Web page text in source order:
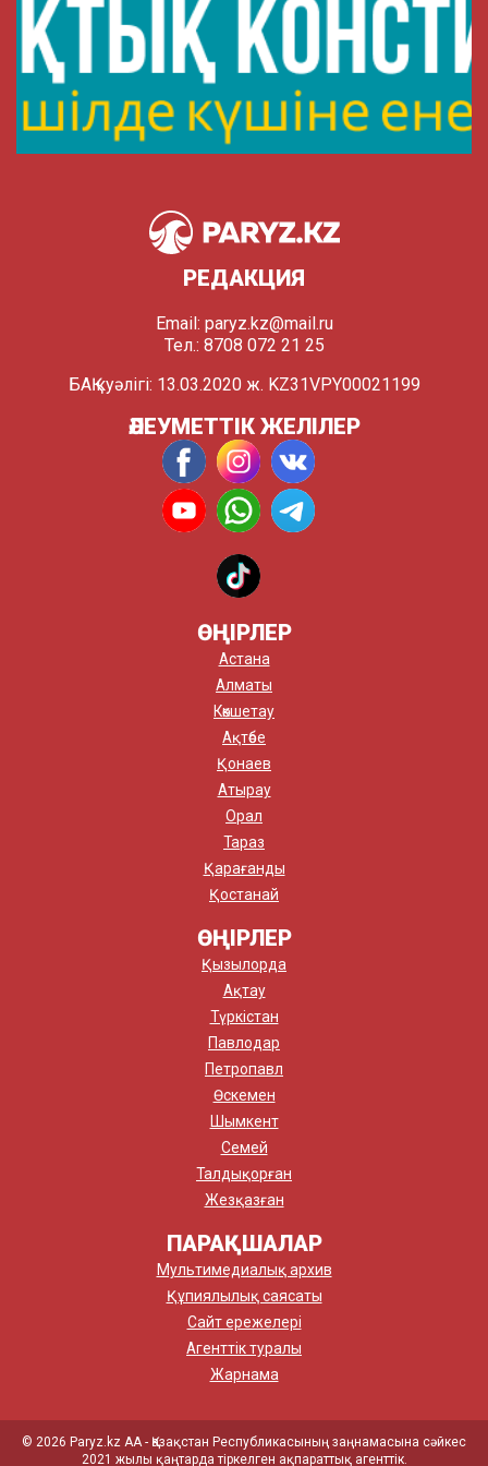
РЕДАКЦИЯ
Email: paryz.kz@mail.ru
Тел.: 8708 072 21 25
БАҚ куәлігі: 13.03.2020 ж. KZ31VPY00021199
ӘЛЕУМЕТТІК ЖЕЛІЛЕР
ӨҢІРЛЕР
Астана
Алматы
Көкшетау
Ақтөбе
Қонаев
Атырау
Орал
Тараз
Қарағанды
Қостанай
ӨҢІРЛЕР
Қызылорда
Ақтау
Түркістан
Павлодар
Петропавл
Өскемен
Шымкент
Семей
Талдықорған
Жезқазған
ПАРАҚШАЛАР
Мультимедиалық архив
Құпиялылық саясаты
Сайт ережелері
Агенттік туралы
Жарнама
© 2026 Paryz.kz АА - Қазақстан Республикасының заңнамасына сәйкес
2021 жылы қаңтарда тіркелген ақпараттық агенттік.